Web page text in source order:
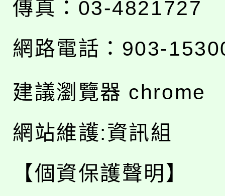
傳真：03-4821727
網路電話：903-
建議瀏覽器 chrome
網站維護:資訊組
【個資保護聲明】